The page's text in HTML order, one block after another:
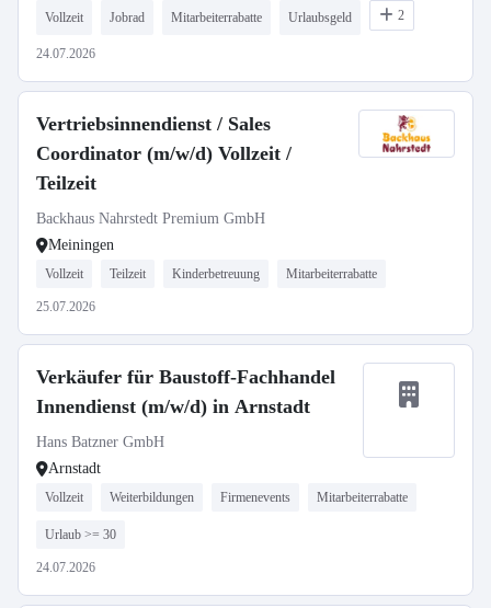
Vollzeit Jobrad Mitarbeiterrabatte Urlaubsgeld 2
24.07.2026
Vertriebsinnendienst / Sales
Coordinator (m/w/d) Vollzeit /
Teilzeit
Backhaus Nahrstedt Premium GmbH
Meiningen
Vollzeit Teilzeit Kinderbetreuung Mitarbeiterrabatte
25.07.2026
Verkäufer für Baustoff-Fachhandel
Innendienst (m/w/d) in Arnstadt
Hans Batzner GmbH
Arnstadt
Vollzeit Weiterbildungen Firmenevents Mitarbeiterrabatte
Urlaub >= 30
24.07.2026